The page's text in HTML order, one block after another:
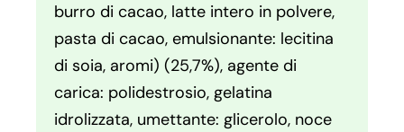
burro di cacao, latte intero in polvere,
pasta di cacao, emulsionante: lecitina
di soia, aromi) (25,7%), agente di
carica: polidestrosio, gelatina
idrolizzata, umettante: glicerolo, noce